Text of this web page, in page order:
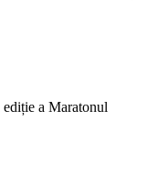
a Maratonul